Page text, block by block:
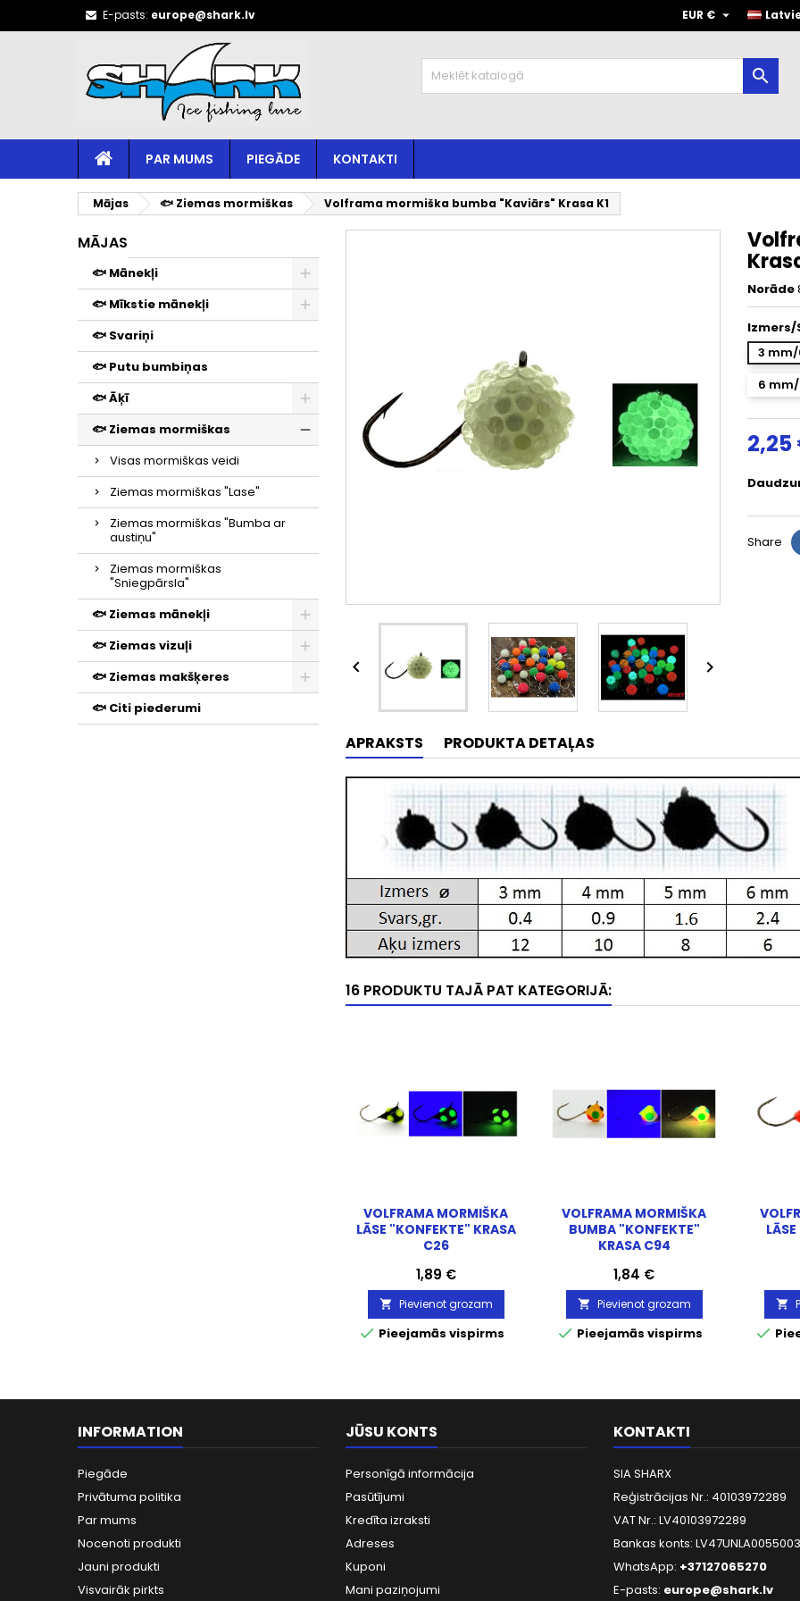
E-pasts: europe@shark.lv EUR € 

PAR MUMS PIEGĀDE KONTAKTI
Mājas 🐟 Ziemas mormiškas Volframa mormiška bumba "Kaviārs" Krasa K1
MĀJAS
🐟 Mānekļi
🐟 Mīkstie mānekļi
🐟 Svariņi
🐟 Putu bumbiņas
🐟 Āķī
🐟 Ziemas mormiškas
Visas mormiškas veidi
Ziemas mormiškas "Lase"
Ziemas mormiškas "Bumba ar
austiņu"
Ziemas mormiškas
"Sniegpārsla"
🐟 Ziemas mānekļi
🐟 Ziemas vizuļi
🐟 Ziemas makšķeres
🐟 Citi piederumi
 
Norāde
Izmers/
3
6
2,25
Share
APRAKSTS PRODUKTA DETAĻAS
16 PRODUKTU TAJĀ PAT KATEGORIJĀ:
VOLFRAMA MORMIŠKA
LĀSE "KONFEKTE" KRASA
C26
Cena
1,89 €
 Pievienot grozam
 Pieejamās vispirms
VOLFRAMA MORMIŠKA
BUMBA "KONFEKTE"
KRASA C94
Cena
1,84 €
 Pievienot grozam
 Pieejamās vispirms


INFORMATION
Piegāde
Privātuma politika
Par mums
Nocenoti produkti
Jauni produkti
Visvairāk pirkts
JŪSU KONTS
Personīgā informācija
Pasūtījumi
Kredīta izraksti
Adreses
Kuponi
Mani paziņojumi
KONTAKTI
SIA SHARX
Reģistrācijas Nr.: 40103972289
VAT Nr.: LV40103972289
Bankas konts:
WhatsApp: +37127065270
E-pasts: europe@shark.lv